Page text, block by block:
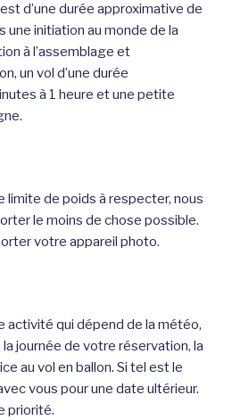
d’une durée approximative de
une initiation au monde de la
à l’assemblage et
un vol d’une durée
à 1 heure et une petite
limite de poids à respecter, nous
le moins de chose possible.
votre appareil photo.
activité qui dépend de la météo,
journée de votre réservation, la
au vol en ballon. Si tel est le
vous pour une date ultérieur.
priorité.